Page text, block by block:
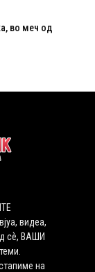
во меч од
видеа,
сѐ, ВАШИ
на